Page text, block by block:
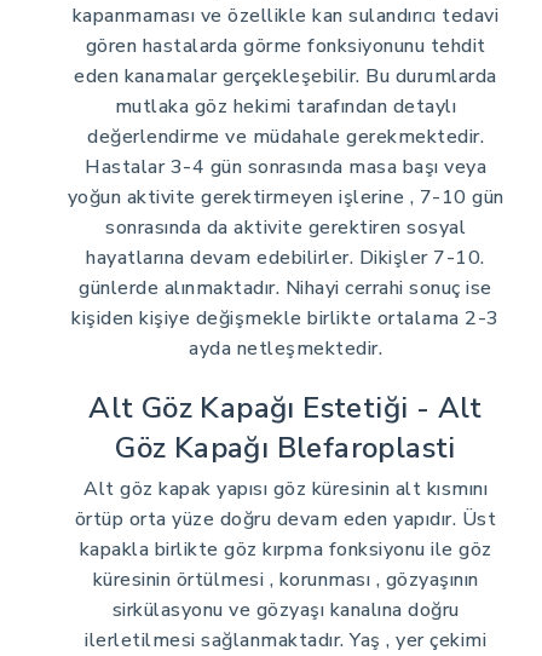
kapanmaması ve özellikle kan sulandırıcı tedavi
gören hastalarda görme fonksiyonunu tehdit
eden kanamalar gerçekleşebilir. Bu durumlarda
mutlaka göz hekimi tarafından detaylı
değerlendirme ve müdahale gerekmektedir.
Hastalar 3-4 gün sonrasında masa başı veya
yoğun aktivite gerektirmeyen işlerine , 7-10 gün
sonrasında da aktivite gerektiren sosyal
hayatlarına devam edebilirler. Dikişler 7-10.
günlerde alınmaktadır. Nihayi cerrahi sonuç ise
kişiden kişiye değişmekle birlikte ortalama 2-3
ayda netleşmektedir.
Alt Göz Kapağı Estetiği - Alt
Göz Kapağı Blefaroplasti
Alt göz kapak yapısı göz küresinin alt kısmını
örtüp orta yüze doğru devam eden yapıdır. Üst
kapakla birlikte göz kırpma fonksiyonu ile göz
küresinin örtülmesi , korunması , gözyaşının
sirkülasyonu ve gözyaşı kanalına doğru
ilerletilmesi sağlanmaktadır. Yaş , yer çekimi